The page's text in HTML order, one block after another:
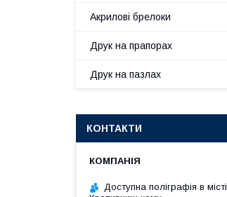
Акрилові брелоки
Друк на прапорах
Друк на пазлах
КОНТАКТИ
Доступна поліграфія в місті